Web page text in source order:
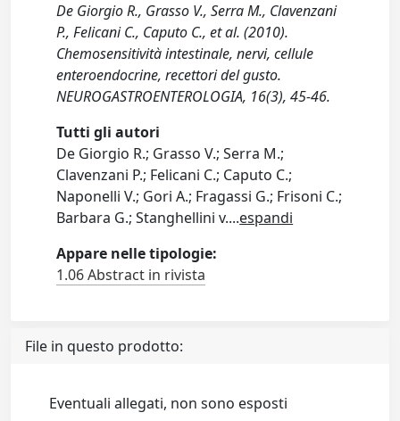
De Giorgio R., Grasso V., Serra M., Clavenzani
P., Felicani C., Caputo C., et al. (2010).
Chemosensitività intestinale, nervi, cellule
enteroendocrine, recettori del gusto.
NEUROGASTROENTEROLOGIA, 16(3), 45-46.
Tutti gli autori
De Giorgio R.; Grasso V.; Serra M.;
Clavenzani P.; Felicani C.; Caputo C.;
Naponelli V.; Gori A.; Fragassi G.; Frisoni C.;
Barbara G.; Stanghellini v....espandi
Appare nelle tipologie:
1.06 Abstract in rivista
File in questo prodotto:
Eventuali allegati, non sono esposti